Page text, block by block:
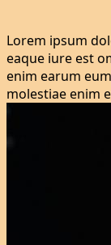
Lorem ipsum
eaque iure est
enim earum
molestiae enim